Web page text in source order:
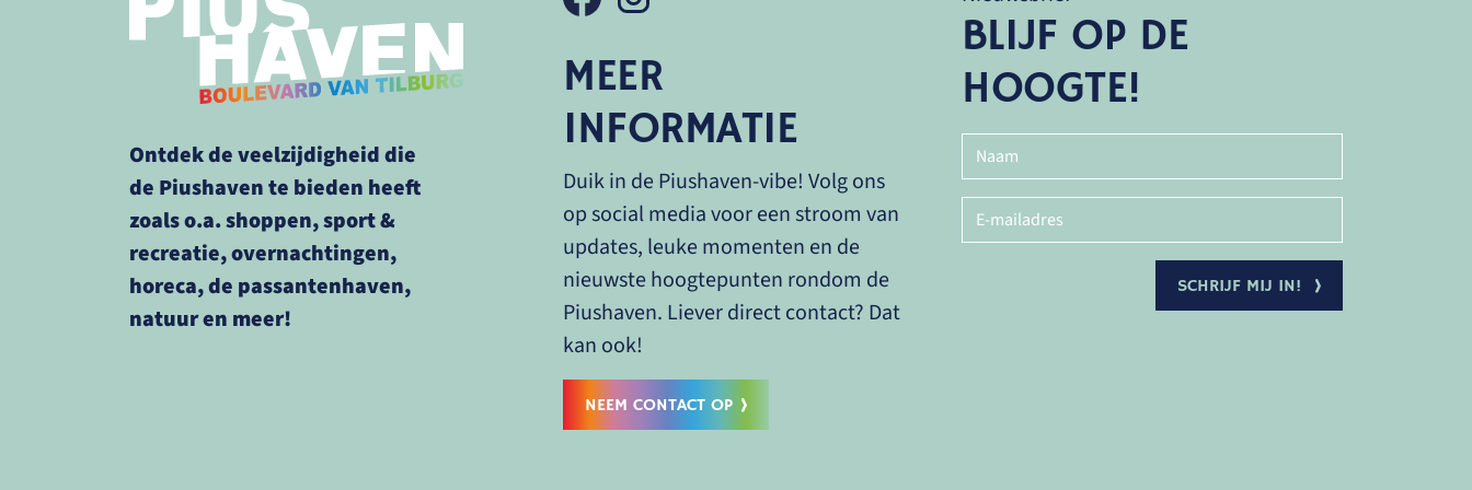
Ontdek de veelzijdigheid die
de Piushaven te bieden heeft
zoals o.a. shoppen, sport &
recreatie, overnachtingen,
horeca, de passantenhaven,
natuur en meer!
MEER
INFORMATIE
Duik in de Piushaven-vibe! Volg ons
op social media voor een stroom van
updates, leuke momenten en de
nieuwste hoogtepunten rondom de
Piushaven. Liever direct contact? Dat
kan ook!
NEEM CONTACT OP
BLIJF OP DE
HOOGTE!
SCHRIJF MIJ IN!